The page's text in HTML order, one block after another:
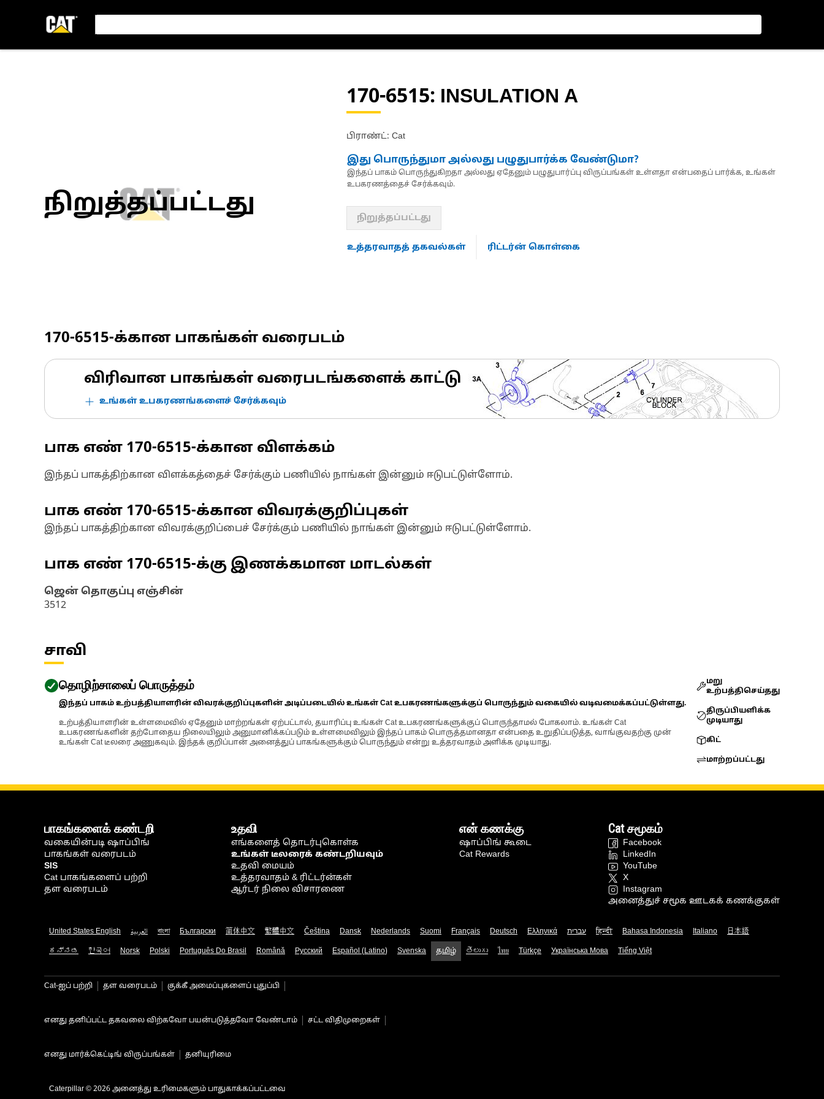
நிறுத்தப்பட்டது
170-6515: INSULATION A
பிராண்ட்: Cat
இது பொருந்துமா அல்லது பழுதுபார்க்க வேண்டுமா?
இந்தப் பாகம் பொருந்துகிறதா அல்லது ஏதேனும் பழுதுபார்ப்பு விருப்பங்கள் உள்ளதா என்பதைப் பார்க்க, உங்கள்
உபகரணத்தைச் சேர்க்கவும்.
நிறுத்தப்பட்டது
உத்தரவாதத் தகவல்கள் ரிட்டர்ன் கொள்கை
170-6515-க்கான பாகங்கள் வரைபடம்
விரிவான பாகங்கள் வரைபடங்களைக் காட்டு
உங்கள் உபகரணங்களைச் சேர்க்கவும்
பாக எண் 170-6515-க்கான விளக்கம்
இந்தப் பாகத்திற்கான விளக்கத்தைச் சேர்க்கும் பணியில் நாங்கள் இன்னும் ஈடுபட்டுள்ளோம்.
பாக எண் 170-6515-க்கான விவரக்குறிப்புகள்
இந்தப் பாகத்திற்கான விவரக்குறிப்பைச் சேர்க்கும் பணியில் நாங்கள் இன்னும் ஈடுபட்டுள்ளோம்.
பாக எண் 170-6515-க்கு இணக்கமான மாடல்கள்
ஜென் தொகுப்பு எஞ்சின்
3512
சாவி
தொழிற்சாலைப் பொருத்தம்
இந்தப் பாகம் உற்பத்தியாளரின் விவரக்குறிப்புகளின் அடிப்படையில் உங்கள் Cat உபகரணங்களுக்குப் பொருந்தும் வகையில் வடிவமைக்கப்பட்டுள்ளது.
உற்பத்தியாளரின் உள்ளமைவில் ஏதேனும் மாற்றங்கள் ஏற்பட்டால், தயாரிப்பு உங்கள் Cat உபகரணங்களுக்குப் பொருந்தாமல் போகலாம். உங்கள் Cat
உபகரணங்களின் தற்போதைய நிலையிலும் அனுமானிக்கப்படும் உள்ளமைவிலும் இந்தப் பாகம் பொருத்தமானதா என்பதை உறுதிப்படுத்த, வாங்குவதற்கு முன்
உங்கள் Cat டீலரை அணுகவும். இந்தக் குறிப்பான் அனைத்துப் பாகங்களுக்கும் பொருந்தும் என்று உத்தரவாதம் அளிக்க முடியாது.
மறு
உற்பத்திசெய்தது
திருப்பியளிக்க
முடியாது
கிட்
மாற்றப்பட்டது
பாகங்களைக் கண்டறி
வகையின்படி ஷாப்பிங்
பாகங்கள் வரைபடம்
SIS
Cat பாகங்களைப் பற்றி
தள வரைபடம்
உதவி
எங்களைத் தொடர்புகொள்க
உங்கள் டீலரைக் கண்டறியவும்
உதவி மையம்
உத்தரவாதம் & ரிட்டர்ன்கள்
ஆர்டர் நிலை விசாரணை
என் கணக்கு
ஷாப்பிங் கூடை
Cat Rewards
Cat சமூகம்
Facebook
LinkedIn
YouTube
X
Instagram
அனைத்துச் சமூக ஊடகக் கணக்குகள்
United States English العربية বাংলা Български 简体中文 繁體中文 Čeština Dansk Nederlands Suomi Français Deutsch Ελληνικά עברית हिन्दी Bahasa Indonesia Italiano 日本語
ಕನ್ನಡ 한국어 Norsk Polski Português Do Brasil Română Русский Español (Latino) Svenska தமிழ் తెలుగు ไทย Türkçe Українська Мова Tiếng Việt
Cat-ஐப் பற்றி தள வரைபடம் குக்கீ அமைப்புகளைப் புதுப்பி
எனது தனிப்பட்ட தகவலை விற்கவோ பயன்படுத்தவோ வேண்டாம் சட்ட விதிமுறைகள்
எனது மார்க்கெட்டிங் விருப்பங்கள் தனியுரிமை
Caterpillar © 2026 அனைத்து உரிமைகளும் பாதுகாக்கப்பட்டவை